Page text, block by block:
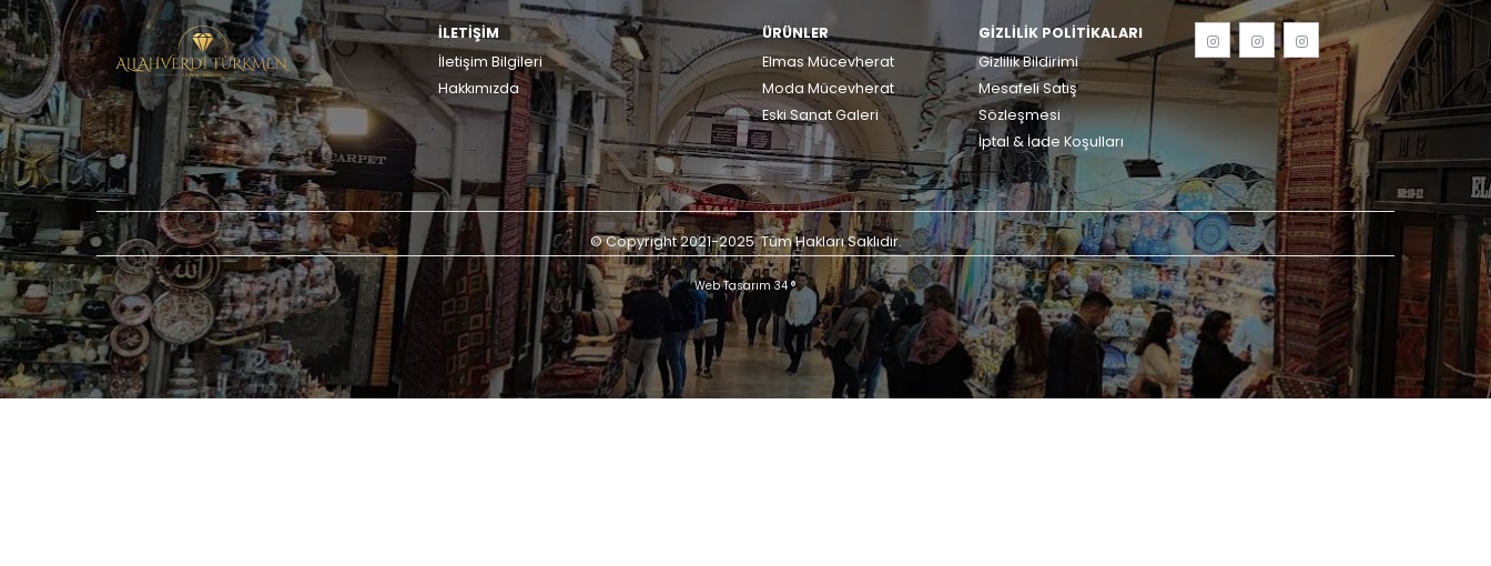
İLETİŞİM
İletişim Bilgileri
Hakkımızda
ÜRÜNLER
Elmas Mücevherat
Moda Mücevherat
Eski Sanat Galeri
GIZLILIK POLITIKALARI
Gizlilik Bildirimi
Mesafeli Satış
Sözleşmesi
İptal & İade Koşulları
© Copyright 2021-2025. Tüm Hakları Saklıdır.
Web Tasarım 34 ®